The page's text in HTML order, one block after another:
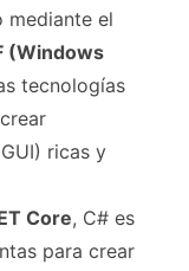
mediante el
(Windows
tecnologías
ricas y
Core, C# es
para crear